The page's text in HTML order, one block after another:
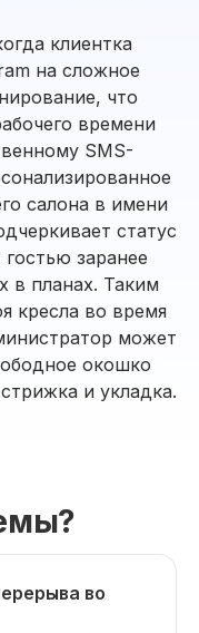
клиентка
на сложное
что
времени
SMS-
салона в имени
статус
заранее
в планах. Таким
кресла во время
может
окошко
и укладка.
во